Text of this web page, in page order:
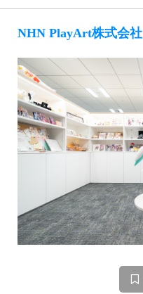
NHN PlayArt株式会社